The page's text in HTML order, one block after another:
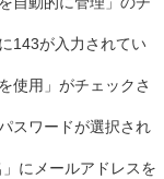
143が入力されてい
使用」がチェックさ
スワードが選択され
にメールアドレスを